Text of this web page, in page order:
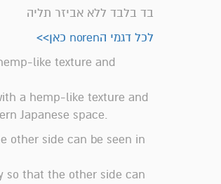
בד בלבד ללא אביזר תליה
לכל דגמי הnoren כאן>>
like texture and
a hemp-like texture and
Japanese space.
other side can be seen in
so that the other side can